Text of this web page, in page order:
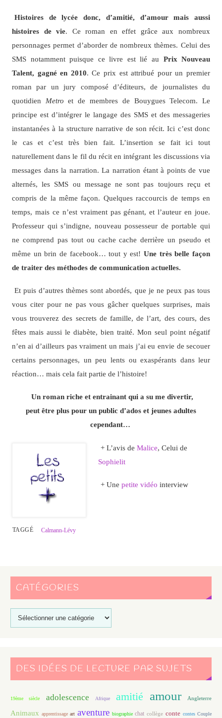
Histoires de lycée donc, d’amitié, d’amour mais aussi
histoires de vie. Ce roman en effet grâce aux nombreux
personnages permet d’aborder de nombreux thèmes. Celui des
SMS notamment puisque ce livre est lié au Prix Nouveau
Talent, gagné en 2010. Ce prix est attribué pour un premier
roman par un jury composé d’éditeurs, de journalistes du
quotidien Metroet de membres de Bouygues Telecom. Le
principe est d’intégrer le langage des SMS et des messageries
instantanées à la structure narrative de son récit. Ici c’est donc
le cas et c’est très bien fait. L’insertion se fait ici tout
naturellement dans le fil du récit en intégrant les discussions via
messages dans la narration. La narration étant à points de vue
alternés, les SMS ou message ne sont pas toujours reçu et
compris de la même façon. Quelques raccourcis de temps en
temps, mais ce n’est vraiment pas génant, et l’auteur en joue.
Professeur qui s’indigne, nouveau possesseur de portable qui
ne comprend pas tout ou cache cache derrière un pseudo et
même un brin de facebook… tout y est!Une très belle façon
de traiter des méthodes de communication actuelles.
Et puis d’autres thèmes sont abordés, que je ne peux pas tous
vous citer pour ne pas vous gâcher quelques surprises, mais
vous trouverez des secrets de famille, de l’art, des cours, des
fêtes mais aussi le diabète, bien traité. Mon seul point négatif
n’en ai d’ailleurs pas vraiment un mais j’ai eu envie de secouer
certains personnages, un peu lents ou exaspérants dans leur
réaction… mais cela fait partie de l’histoire!
Un roman riche et entrainant qui a su me divertir,
peut être plus pour un public d’ados et jeunes adultes
cependant…
+ L’avis de Malice, Celui de
Sophielit
+ Une petite vidéo interview
TAGGÉ Calmann-Lévy
CATÉGORIES
DES IDÉES DE LECTURE PAR SUJETS
19ème siècle adolescence Afrique amitié amour Angleterre
Animaux apprentissage art aventure biographie chat collège conte contes Couple